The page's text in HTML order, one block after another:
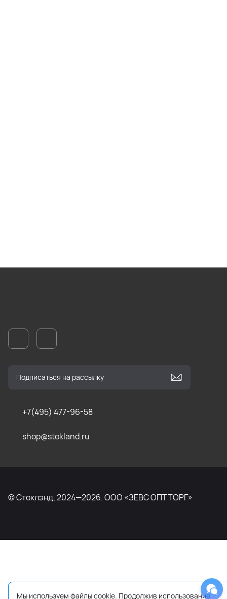
+7(495) 477-96-58
shop@stokland.ru
© Стоклэнд, 2024—2026. ООО «ЗЕВС ОПТТОРГ»
Мы используем файлы cookie. Продолжив использование